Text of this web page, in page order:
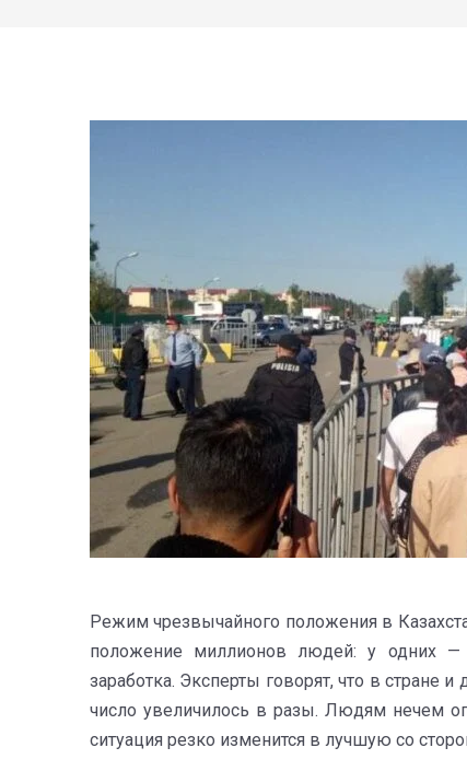
Режим чрезвычайного положения в
положение миллионов людей: у одних —
заработка. Эксперты говорят, что в стране
число увеличилось в разы. Людям нечем
ситуация резко изменится в лучшую со